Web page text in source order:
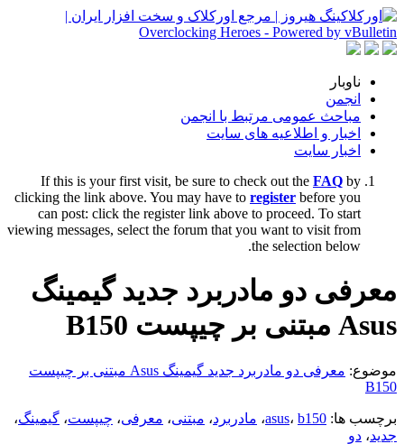
ناوبار
انجمن
مباحث عمومی مرتبط با انجمن
اخبار و اطلاعیه های سایت
اخبار سایت
If this is your first visit, be sure to check out the FAQ by
clicking the link above. You may have to register before you
can post: click the register link above to proceed. To start
viewing messages, select the forum that you want to visit from
the selection below.
معرفی دو مادربرد جدید گیمینگ
Asus مبتنی بر چیپست B150
موضوع:
معرفی دو مادربرد جدید گیمینگ Asus مبتنی بر چیپست
B150
برچسب ها: asus، b150 ، مادربرد، مبتنی، معرفی، چیپست، گیمینگ،
جدید، دو